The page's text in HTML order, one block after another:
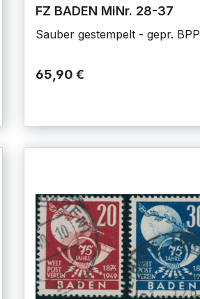
FZ BADEN MiNr. 28-37
Sauber gestempelt - gepr. BPP
65,90 €